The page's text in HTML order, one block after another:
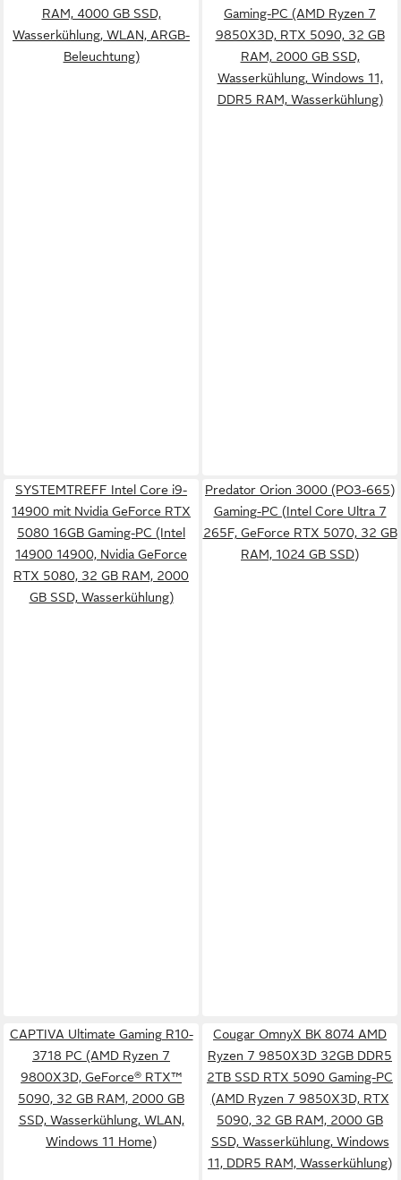
RAM, 4000 GB SSD,
Wasserkühlung, WLAN, ARGB-
Beleuchtung)
Gaming-PC (AMD Ryzen 7
9850X3D, RTX 5090, 32 GB
RAM, 2000 GB SSD,
Wasserkühlung, Windows 11,
DDR5 RAM, Wasserkühlung)
SYSTEMTREFF Intel Core i9-
14900 mit Nvidia GeForce RTX
5080 16GB Gaming-PC (Intel
14900 14900, Nvidia GeForce
RTX 5080, 32 GB RAM, 2000
GB SSD, Wasserkühlung)
Predator Orion 3000 (PO3-665)
Gaming-PC (Intel Core Ultra 7
265F, GeForce RTX 5070, 32 GB
RAM, 1024 GB SSD)
CAPTIVA Ultimate Gaming R10-
3718 PC (AMD Ryzen 7
9800X3D, GeForce® RTX™
5090, 32 GB RAM, 2000 GB
SSD, Wasserkühlung, WLAN,
Windows 11 Home)
Cougar OmnyX BK 8074 AMD
Ryzen 7 9850X3D 32GB DDR5
2TB SSD RTX 5090 Gaming-PC
(AMD Ryzen 7 9850X3D, RTX
5090, 32 GB RAM, 2000 GB
SSD, Wasserkühlung, Windows
11, DDR5 RAM, Wasserkühlung)